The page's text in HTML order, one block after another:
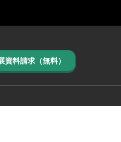
資料請求（無料）